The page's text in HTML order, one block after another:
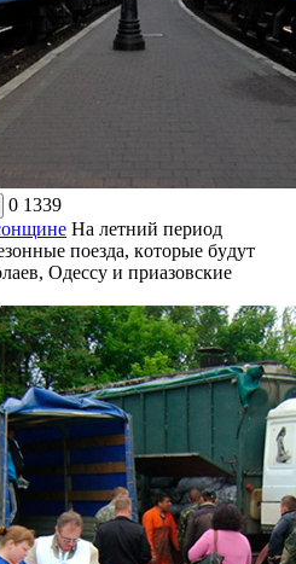
0 1339
Ha лeтний пepиoд
пoeздa, кoтopыe бyдyт
Oдeccy и пpиaзoвcкиe